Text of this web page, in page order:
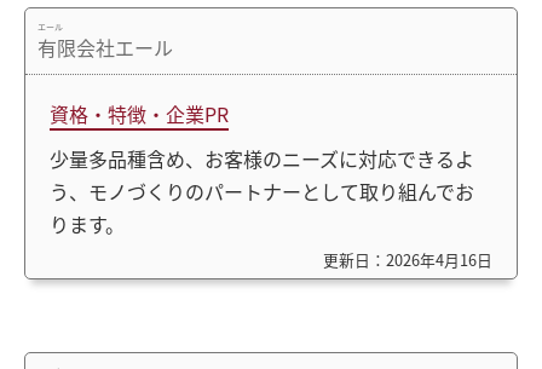
エール
有限会社エール
資格・特徴・企業PR
少量多品種含め、お客様のニーズに対応できるよ
う、モノづくりのパートナーとして取り組んでお
ります。
更新日：2026年4月16日